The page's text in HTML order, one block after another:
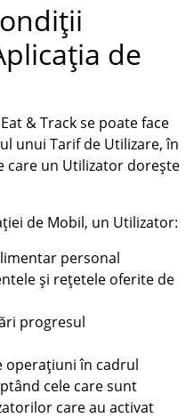
de
& Track se poate face
unui Tarif de Utilizare, în
care un Utilizator dorește
de Mobil, un Utilizator:
personal
și rețetele oferite de
progresul
operațiuni în cadrul
cele care sunt
care au activat